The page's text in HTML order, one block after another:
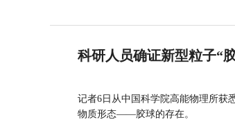
科研人员确证新型粒子“
记者6日从中国科学院高能物理所获
物质形态——胶球的存在。